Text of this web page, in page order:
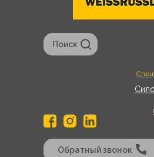
Поиск
Обратный звонок